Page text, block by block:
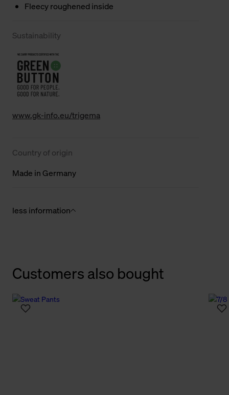
Fleecy roughened inside
Sustainability
www.gk-info.eu/trigema
Country of origin
Made in Germany
less information
Customers also bought